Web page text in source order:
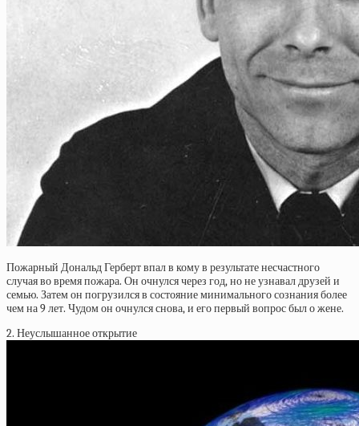
Пожарный Дональд Герберт впал в кому в результате несчастного
случая во время пожара. Он очнулся через год, но не узнавал друзей и
семью. Затем он погрузился в состояние минимального сознания более
чем на 9 лет. Чудом он очнулся снова, и его первый вопрос был о жене.
2. Неуслышанное открытие